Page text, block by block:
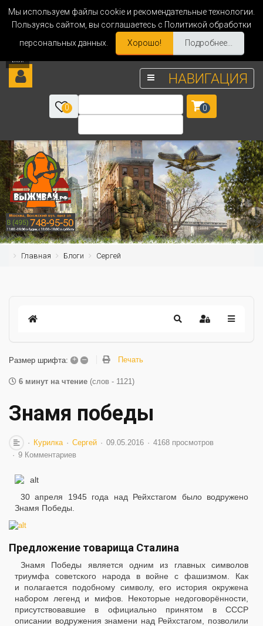
Мы используем файлы cookie и рекомендательные технологии.
Пользуясь сайтом, вы соглашаетесь с Политикой обработки
персональных данных.
Хорошо! Подробнее...
НАВИГАЦИЯ
0 0
Главная Блоги Сергей
Размер шрифта: + – Печать
6 минут на чтение (слов - 1121)
Знамя победы
Курилка Сергей 09.05.2016
4168 просмотров
9 Комментариев
30 апреля 1945 года над Рейхстагом было водружено
Знамя Победы.
Предложение товарища Сталина
Знамя Победы является одним из главных символов
триумфа советского народа в войне с фашизмом. Как
и полагается подобному символу, его история окружена
набором легенд и мифов. Некоторые недоговорённости,
присутствовавшие в официально принятом в СССР
описании водружения знамени над Рейхстагом, позволили